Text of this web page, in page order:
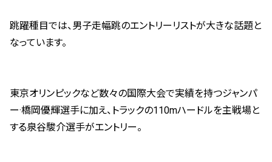
跳躍種目では、男子走幅跳のエントリーリストが大きな話題と
なっています。
東京オリンピックなど数々の国際大会で実績を持つジャンパ
ー·橋岡優輝選手に加え、トラックの110mハードルを主戦場と
する泉谷駿介選手がエントリー。